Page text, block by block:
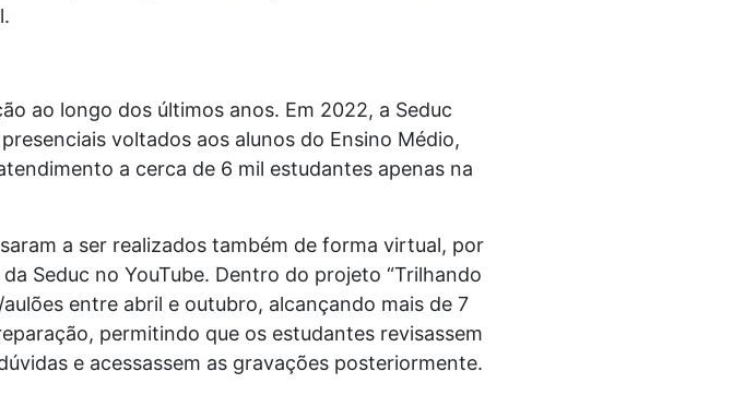
ao longo dos últimos anos. Em 2022, a Seduc
voltados aos alunos do Ensino Médio,
a cerca de 6 mil estudantes apenas na
a ser realizados também de forma virtual, por
Seduc no YouTube. Dentro do projeto “Trilhando
entre abril e outubro, alcançando mais de 7
permitindo que os estudantes revisassem
e acessassem as gravações posteriormente.